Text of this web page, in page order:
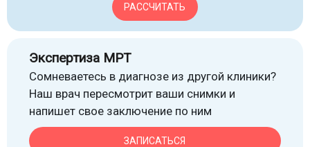
РАССЧИТАТЬ
Экспертиза МРТ
Сомневаетесь в диагнозе из другой клиники?
Наш врач пересмотрит ваши снимки и
напишет свое заключение по ним
ЗАПИСАТЬСЯ